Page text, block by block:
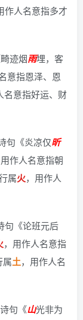
作人名意指多才
迹烟雨埋，客
意指恩泽、恩
名意指好运、财
句《炎凉仅昕
作人名意指朝
属火，用作人
句《论班元后
，用作人名意指
属土，用作人名
句《山光非为